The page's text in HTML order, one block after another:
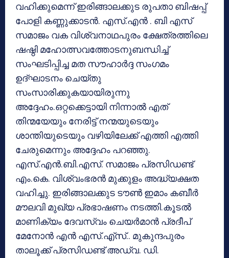
വഹിക്കുമെന്ന് ഇരിങ്ങാലക്കുട രുപതാ ബിഷപ്പ്
പോളി കണ്ണുക്കാടന്‍. എസ്.എന്‍ . ബി എസ്
സമാജം വക വിശ്വനാഥപുരം ക്ഷേത്രത്തിലെ
ഷഷ്ഠി മഹോത്സവത്തോടനുബന്ധിച്ച്
സംഘടിപ്പിച്ച മത സൗഹാര്‍ദ്ദ സംഗമം
ഉദ്ഘാടനം ചെയ്തു
സംസാരിക്കുകയായിരുന്നു
അദ്ദേഹം.ഒറ്റക്കെട്ടായി നിന്നാല്‍ എത്
തിന്മയേയും നേരിട്ട് നന്മയുടെയും
ശാന്തിയുടെയും വഴിയിലേക്ക് എത്തി എത്തി
ചേരുമെന്നും അദ്ദേഹം പറഞ്ഞു.
എസ്.എന്‍.ബി.എസ്. സമാജം പ്രസിഡണ്ട്
എം.കെ. വിശ്വംഭരന്‍ മുക്കുളം അദ്ധ്യക്ഷത
വഹിച്ചു. ഇരിങ്ങാലക്കുട ടൗണ്‍ ഇമാം കബീര്‍
മൗലവി മുഖ്യ പ്രഭാഷണം നടത്തി.കൂടല്‍
മാണിക്യം ദേവസ്വം ചെയര്‍മാന്‍ പ്രദീപ്
മേനോന്‍ എന്‍ എസ്.എ്സ്.. മുകുന്ദപുരം
താലൂക്ക് പ്രസിഡണ്ട് അഡ്വ. ഡി.